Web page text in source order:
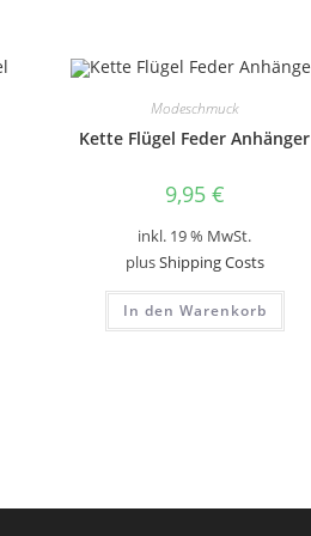
Modeschmuck
Kette Flügel Feder Anhänger
9,95 €
inkl. 19 % MwSt.
plusShipping Costs
In den Warenkorb